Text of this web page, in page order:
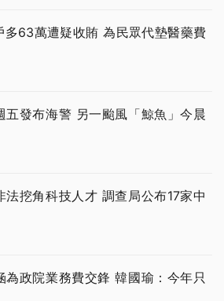
多63萬遭疑收賄 為民眾代墊醫藥費
五發布海警 另一颱風「鯨魚」今晨
法挖角科技人才 調查局公布17家中
為政院業務費交鋒 韓國瑜：今年只